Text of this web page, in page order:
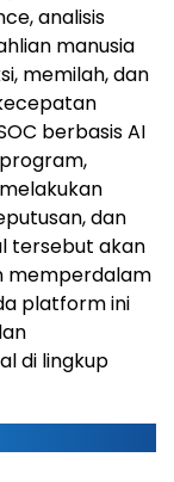
analisis
manusia
memilah, dan
berbasis AI
dan
tersebut akan
memperdalam
platform ini
di lingkup